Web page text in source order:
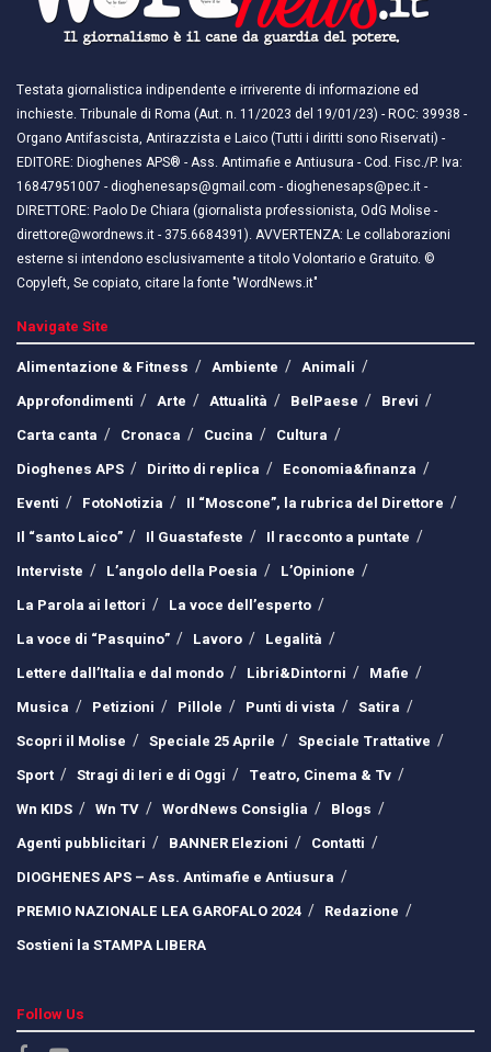
Testata giornalistica indipendente e irriverente di informazione ed
inchieste. Tribunale di Roma (Aut. n. 11/2023 del 19/01/23) - ROC: 39938 -
Organo Antifascista, Antirazzista e Laico (Tutti i diritti sono Riservati) -
EDITORE: Dioghenes APS® - Ass. Antimafie e Antiusura - Cod. Fisc./P. Iva:
16847951007 - dioghenesaps@gmail.com - dioghenesaps@pec.it - ​​
DIRETTORE: Paolo De Chiara (giornalista professionista, OdG Molise -
direttore@wordnews.it - ​​375.6684391). AVVERTENZA: Le collaborazioni
esterne si intendono esclusivamente a titolo Volontario e Gratuito. ©
Copyleft, Se copiato, citare la fonte "WordNews.it"
Navigate Site
Alimentazione & Fitness
Ambiente
Animali
Approfondimenti
Arte Attualità BelPaese
Brevi
Carta canta
Cronaca Cucina
Cultura
Dioghenes APS
Diritto di replica
Economia&finanza
Eventi
FotoNotizia
Il “Moscone”, la rubrica del Direttore
Il “santo Laico”
Il Guastafeste
Il racconto a puntate
Interviste
L’angolo della Poesia
L’Opinione
La Parola ai lettori
La voce dell’esperto
La voce di “Pasquino”
Lavoro
Legalità
Lettere dall’Italia e dal mondo
Libri&Dintorni
Mafie
Musica
Petizioni Pillole Punti di vista
Satira
Scopri il Molise
Speciale 25 Aprile
Speciale Trattative
Sport
Stragi di Ieri e di Oggi
Teatro, Cinema & Tv
Wn KIDS
Wn TV WordNews Consiglia
Blogs
Agenti pubblicitari
BANNER Elezioni
Contatti
DIOGHENES APS – Ass. Antimafie e Antiusura
PREMIO NAZIONALE LEA GAROFALO 2024
Redazione
Sostieni la STAMPA LIBERA
Follow Us